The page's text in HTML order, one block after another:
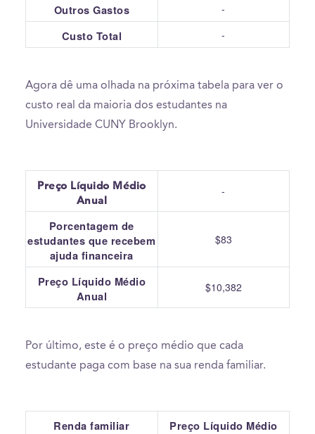
Outros Gastos -
Custo Total -
Agora dê uma olhada na próxima tabela para ver o
custo real da maioria dos estudantes na
Universidade CUNY Brooklyn.
Preço Líquido Médio
Anual
-
Porcentagem de
estudantes que recebem
ajuda financeira
$83
Preço Líquido Médio
Anual
$10,382
Por último, este é o preço médio que cada
estudante paga com base na sua renda familiar.
Renda familiar
Preço Líquido Médio